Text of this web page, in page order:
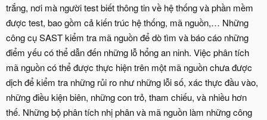
trắng, nơi mà người test biết thông tin về hệ thống và phần mềm
được test, bao gồm cả kiến trúc hệ thống, mã nguồn,… Những
công cụ SAST kiểm tra mã nguồn để dò tìm và báo cáo những
điểm yếu có thể dẫn đến những lỗ hổng an ninh. Việc phân tích
mã nguồn có thể được thực hiện trên một mã nguồn chưa được
dịch để kiểm tra những rủi ro như những lỗi số, xác thực đầu vào,
những điều kiện biên, những con trỏ, tham chiếu, và nhiều hơn
thế. Những bộ phân tích nhị phân và mã nguồn làm những công